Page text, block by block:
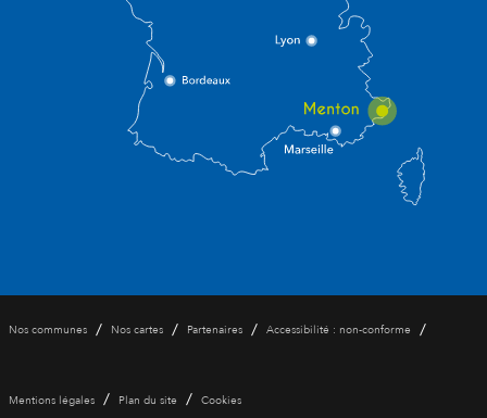
Nos communes / Nos cartes / Partenaires / Accessibilité : non-conforme /
Mentions légales / Plan du site / Cookies